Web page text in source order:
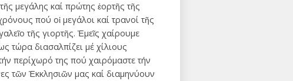
μεγάλης καί πρώτης ἑορτῆς τῆς
πού οἱ μεγάλοι καί τρανοί τῆς
τῆς γιορτῆς. Ἐμεῖς χαίρουμε
τώρα διασαλπίζει μέ χίλιους
περίχωρό της πού χαιρόμαστε τήν
τῶν Ἐκκλησιῶν μας καί διαμηνύουν